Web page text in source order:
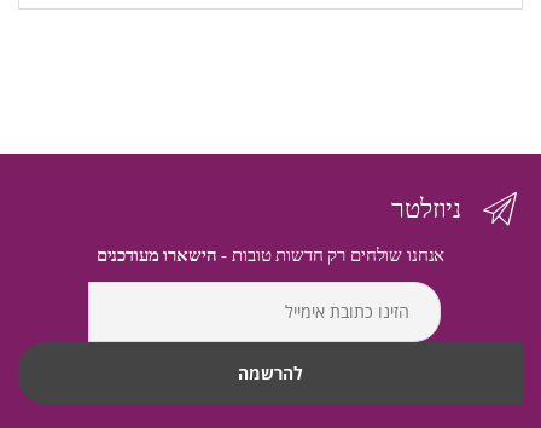
ניוזלטר
אנחנו שולחים רק חדשות טובות - הישארו מעודכנים